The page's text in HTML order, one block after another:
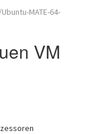
MATE-64-
VM